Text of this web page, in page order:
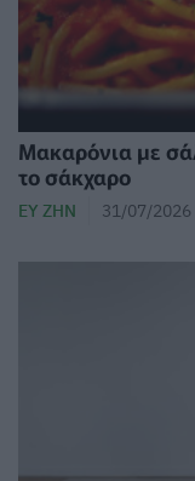
Μακαρόνια με
το σάκχαρο
ΕΥ ΖΗΝ 31/07/2026